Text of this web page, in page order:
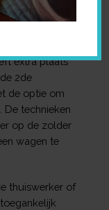
de
extra plaats
2de
de optie om
De technieken
op de zolder
wagen te
thuiswerker of